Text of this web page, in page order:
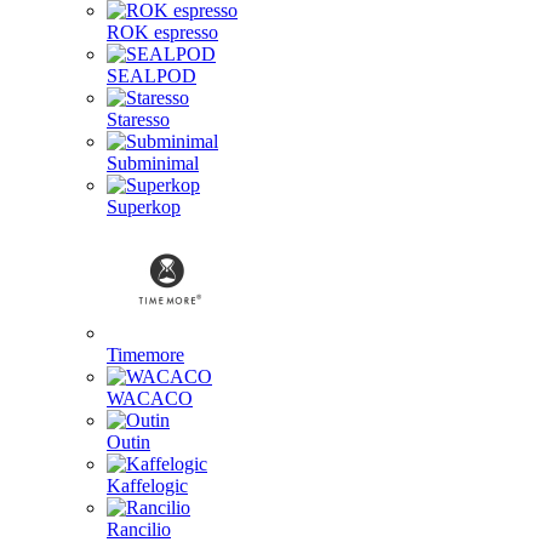
ROK espresso
SEALPOD
Staresso
Subminimal
Superkop
Timemore
WACACO
Outin
Kaffelogic
Rancilio